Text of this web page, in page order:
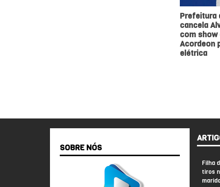
Prefeitura
cancela
com show
Acordeon
elétrica
SOBRE NÓS
Filha
tiros